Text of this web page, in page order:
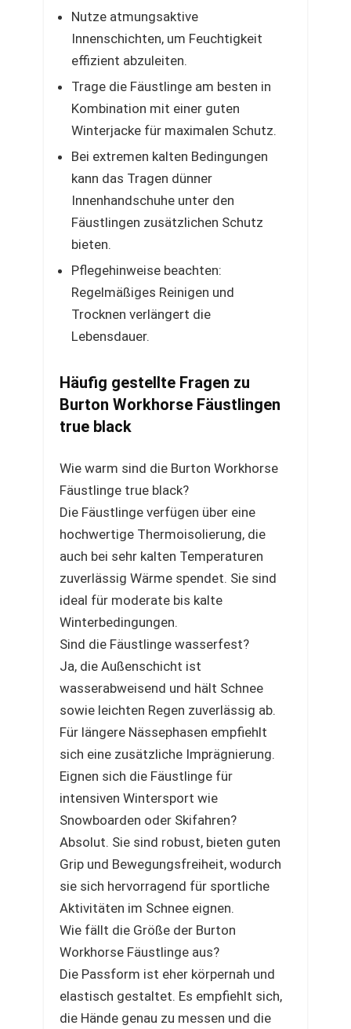
Nutze atmungsaktive
Innenschichten, um Feuchtigkeit
effizient abzuleiten.
Trage die Fäustlinge am besten in
Kombination mit einer guten
Winterjacke für maximalen Schutz.
Bei extremen kalten Bedingungen
kann das Tragen dünner
Innenhandschuhe unter den
Fäustlingen zusätzlichen Schutz
bieten.
Pflegehinweise beachten:
Regelmäßiges Reinigen und
Trocknen verlängert die
Lebensdauer.
Häufig gestellte Fragen zu
Burton Workhorse Fäustlingen
true black
Wie warm sind die Burton Workhorse
Fäustlinge true black?
Die Fäustlinge verfügen über eine
hochwertige Thermoisolierung, die
auch bei sehr kalten Temperaturen
zuverlässig Wärme spendet. Sie sind
ideal für moderate bis kalte
Winterbedingungen.
Sind die Fäustlinge wasserfest?
Ja, die Außenschicht ist
wasserabweisend und hält Schnee
sowie leichten Regen zuverlässig ab.
Für längere Nässephasen empfiehlt
sich eine zusätzliche Imprägnierung.
Eignen sich die Fäustlinge für
intensiven Wintersport wie
Snowboarden oder Skifahren?
Absolut. Sie sind robust, bieten guten
Grip und Bewegungsfreiheit, wodurch
sie sich hervorragend für sportliche
Aktivitäten im Schnee eignen.
Wie fällt die Größe der Burton
Workhorse Fäustlinge aus?
Die Passform ist eher körpernah und
elastisch gestaltet. Es empfiehlt sich,
die Hände genau zu messen und die